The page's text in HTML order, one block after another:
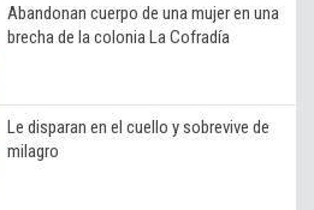
Abandonan cuerpo de una mujer en una
brecha de la colonia La Cofradía
Le disparan en el cuello y sobrevive de
milagro